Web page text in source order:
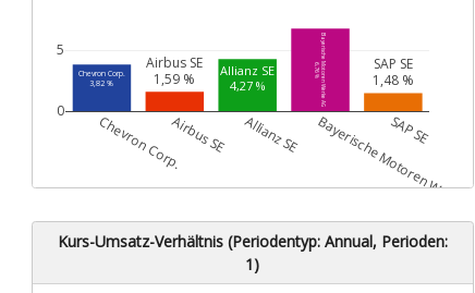
Chevron Corp.
3,82 %
Airbus SE
1,59 %
Allianz SE
4,27 %
Bayerische Motoren Werke AG
6,76 % SAP SE
1,48 %
Chevron Corp.Airbus SE Allianz SE Bayerische Motoren Werke AG
SAP SE
0
5
Kurs-Umsatz-Verhältnis (Periodentyp: Annual, Perioden:
1)